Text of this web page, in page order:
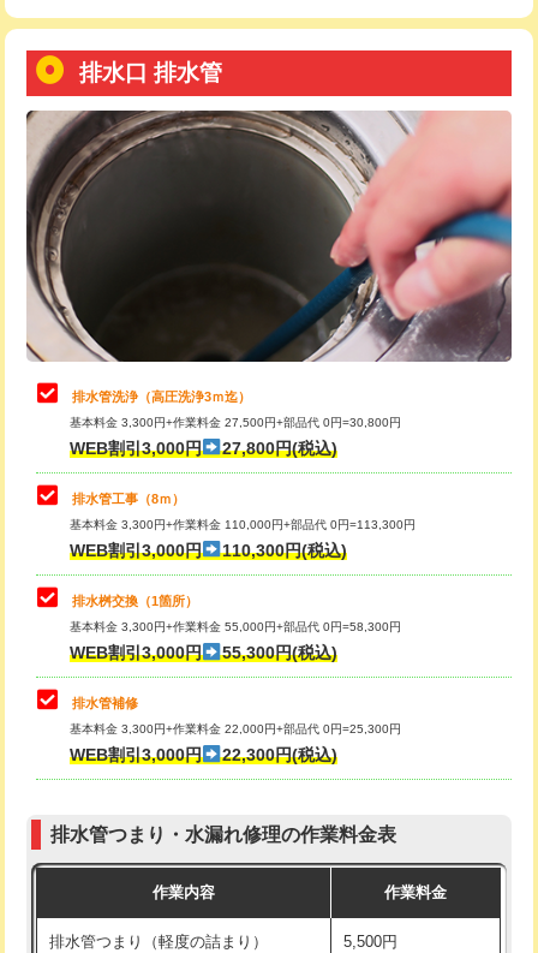
用（追加）/3ｍ超え)
給水管工事※（ライニング鋼管・銅
管・ポリ管・HT管使用/3ｍまで)
44,000円
給水管工事※（ライニング鋼管・銅
管・ポリ管・HT管使用/3ｍ超え)
+8,800円
排水管工事（土の掘削・埋め戻し作
業）
11,000円~
排水管工事（排水管工事/3ｍまで） 55,000円
排水管工事（追加 排水管工事/3ｍ超
え）
マス交換（土の掘削・埋め戻し作業）
マス交換（深さ50㎝未満）
マス交換（深さ50㎝以上） 66,000円
コンクリート斫り（厚さ10㎝まで）
コンクリート斫り（厚さ10㎝超え）
モルタル補修（厚さ10㎝まで）
モルタル補修（厚さ10㎝超え）
追加人工 16,500円
現場見積
トーラー機使用/3mまで
追加トーラー機使用/3m超え +3,300円
カメラ調査 33,000円
桝清掃 8,800円
止水・漏水調査・防水処理・清掃・修
理・調整・分解・加工など（軽作業）
11,000円
止水・漏水調査・防水処理・清掃・修
理・調整・分解・加工など（中作業）
22,000円
止水・漏水調査・防水処理・清掃・修
理・調整・分解・加工など（重作業）
33,000円
その他部品の脱着
交換・取付（タンク） 22,000円+材料費
交換・取付(単水栓（壁付・デッキ
式）)
交換・取付(混合水栓（壁付・デッキ
式・ワンホール）)
16,500円+材料費
交換・取付(排水栓・排水トラップ
交換・取付（その他部品） 11,000円+材料費
持込商品取付（単水栓） 13,200円
持込商品取付（混合水栓） 16,500円
排水口 排水管
排水管洗浄（高圧洗浄3ｍ迄）
基本料金 3,300円+作業料金 27,500円+部品代 0円=30,800円
WEB割引3,000円 27,800円(税込)
排水管工事（8ｍ）
基本料金 3,300円+作業料金 110,000円+部品代 0円=113,300円
WEB割引3,000円 110,300円(税込)
排水桝交換（1箇所）
基本料金 3,300円+作業料金 55,000円+部品代 0円=58,300円
WEB割引3,000円 55,300円(税込)
排水管補修
基本料金 3,300円+作業料金 22,000円+部品代 0円=25,300円
WEB割引3,000円 22,300円(税込)
排水管つまり・水漏れ修理の作業料金表
作業内容 作業料金
排水管つまり（軽度の詰まり） 5,500円